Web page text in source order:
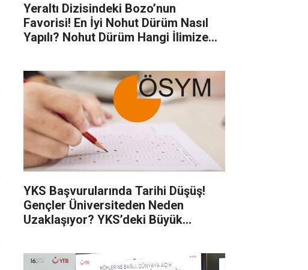
Yeraltı Dizisindeki Bozo’nun
Favorisi! En İyi Nohut Dürüm Nasıl
Yapılı? Nohut Dürüm Hangi İlimize
YKS Başvurularında Tarihi Düşüş!
Gençler Üniversiteden Neden
Uzaklaşıyor? YKS’deki Büyük